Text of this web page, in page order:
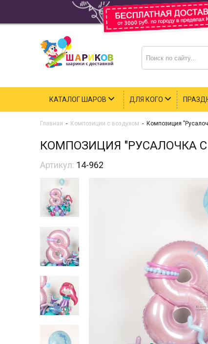
КАТАЛОГ ШАРОВ ДЛЯ КОГО
Главная - Композиции с воздухом - Композиция
КОМПОЗИЦИЯ "РУСАЛОЧКА
Артикул: 14-962